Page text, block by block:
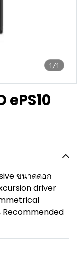
1/1
ePS10
ขนาดดอก
driver
Recommended